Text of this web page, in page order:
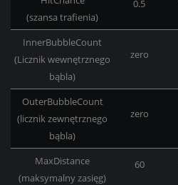
(szansa trafienia)
0.5
InnerBubbleCount
(Licznik wewnętrznego
bąbla)
zero
OuterBubbleCount
(licznik zewnętrznego
bąbla)
zero
MaxDistance
(maksymalny zasięg)
60